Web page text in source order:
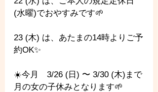
(水曜)でおやすみです🌱
23 (木) は、あたまの14時よりご予
約OK✨️
☀️今月　3/26 (日) 〜 3/30 (木)まで
月の女の子休みとなります🌱